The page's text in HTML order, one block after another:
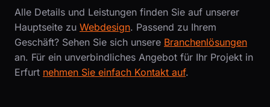
Alle Details und Leistungen finden Sie auf unserer
Hauptseite zu Webdesign. Passend zu Ihrem
Geschäft? Sehen Sie sich unsere Branchenlösungen
an. Für ein unverbindliches Angebot für Ihr Projekt in
Erfurt nehmen Sie einfach Kontakt auf.